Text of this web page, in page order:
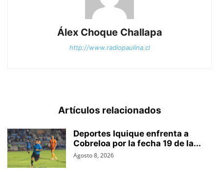
Álex Choque Challapa
http://www.radiopaulina.cl
Artículos relacionados
Deportes Iquique enfrenta a
Cobreloa por la fecha 19 de la...
Agosto 8, 2026